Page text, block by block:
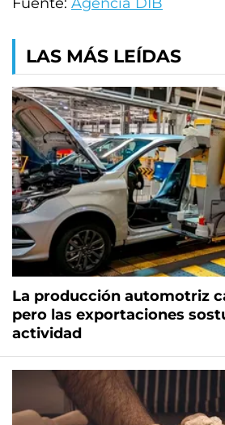
LAS MÁS LEÍDAS
La producción automotriz
pero las exportaciones
actividad